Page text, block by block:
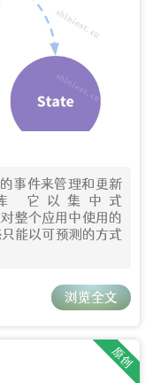
事件来管理和更新
它以集中式
整个应用中使用的
能以可预测的方式
浏览全文
原创